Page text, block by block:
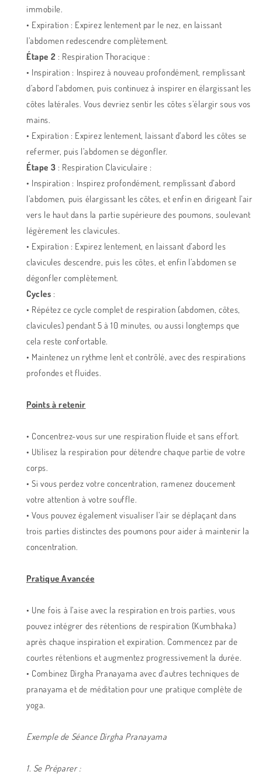
immobile.
• Expiration : Expirez lentement par le nez, en laissant
l’abdomen redescendre complètement.
Étape 2 : Respiration Thoracique :
• Inspiration : Inspirez à nouveau profondément, remplissant
d’abord l’abdomen, puis continuez à inspirer en élargissant les
côtes latérales. Vous devriez sentir les côtes s’élargir sous vos
mains.
• Expiration : Expirez lentement, laissant d’abord les côtes se
refermer, puis l’abdomen se dégonfler.
Étape 3 : Respiration Claviculaire :
• Inspiration : Inspirez profondément, remplissant d’abord
l’abdomen, puis élargissant les côtes, et enfin en dirigeant l’air
vers le haut dans la partie supérieure des poumons, soulevant
légèrement les clavicules.
• Expiration : Expirez lentement, en laissant d’abord les
clavicules descendre, puis les côtes, et enfin l’abdomen se
dégonfler complètement.
Cycles :
• Répétez ce cycle complet de respiration (abdomen, côtes,
clavicules) pendant 5 à 10 minutes, ou aussi longtemps que
cela reste confortable.
• Maintenez un rythme lent et contrôlé, avec des respirations
profondes et fluides.
Points à retenir
• Concentrez-vous sur une respiration fluide et sans effort.
• Utilisez la respiration pour détendre chaque partie de votre
corps.
• Si vous perdez votre concentration, ramenez doucement
votre attention à votre souffle.
• Vous pouvez également visualiser l’air se déplaçant dans
trois parties distinctes des poumons pour aider à maintenir la
concentration.
Pratique Avancée
• Une fois à l’aise avec la respiration en trois parties, vous
pouvez intégrer des rétentions de respiration (Kumbhaka)
après chaque inspiration et expiration. Commencez par de
courtes rétentions et augmentez progressivement la durée.
• Combinez Dirgha Pranayama avec d’autres techniques de
pranayama et de méditation pour une pratique complète de
yoga.
Exemple de Séance Dirgha Pranayama
1. Se Préparer :